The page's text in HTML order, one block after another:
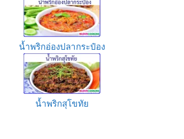
น้ำพริกอ่องปลากระป๋อง
น้ำพริกสุโขทัย